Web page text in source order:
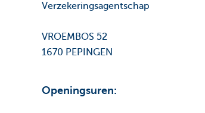
Verzekeringsagentschap
VROEMBOS 52
1670 PEPINGEN
Openingsuren: